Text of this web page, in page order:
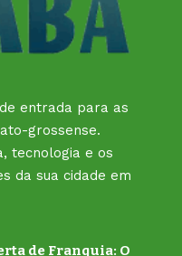
entrada para as
grossense.
tecnologia e os
da sua cidade em
de Franquia: O